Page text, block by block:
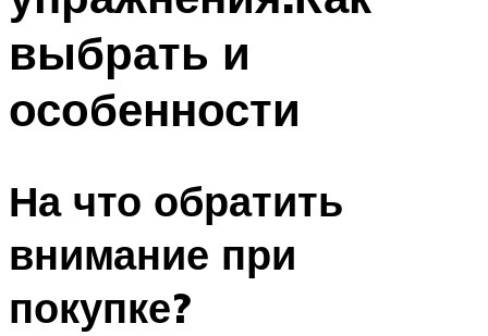
выбрать и
особенности
На что обратить
внимание при
покупке?